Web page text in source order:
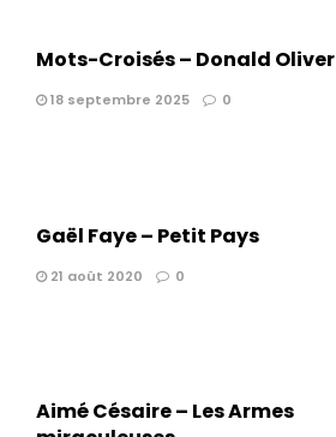
Mots-Croisés – Donald Oliver
18 septembre 2025 0
Gaël Faye – Petit Pays
21 août 2020 0
Aimé Césaire – Les Armes